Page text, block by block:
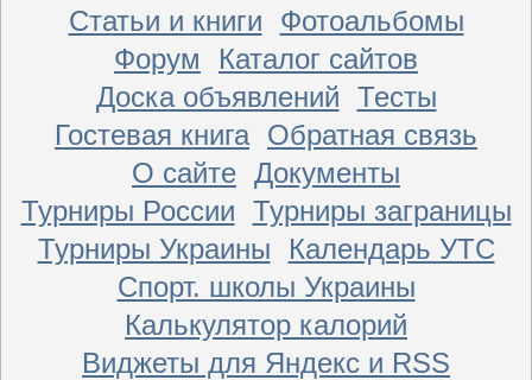
Статьи и книги
Фотоальбомы
Форум
Каталог сайтов
Доска объявлений Тесты
Гостевая книга Обратная связь
О сайте Документы
Турниры России Турниры заграницы
Турниры Украины
Календарь УТС
Спорт. школы Украины
Калькулятор калорий
Виджеты для Яндекс и RSS